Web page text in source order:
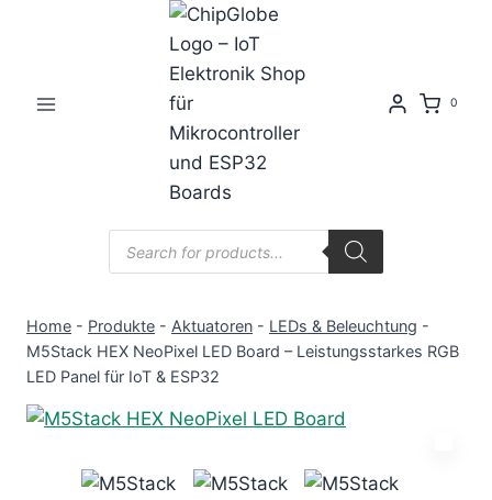
0
Products
search
Home - Produkte - Aktuatoren - LEDs & Beleuchtung -
M5Stack HEX NeoPixel LED Board – Leistungsstarkes RGB
LED Panel für IoT & ESP32